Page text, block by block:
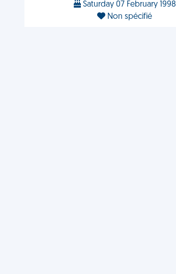
Saturday 07 February 1998
Non spécifié